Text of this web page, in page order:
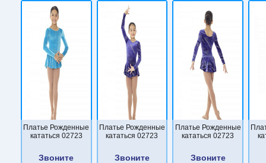
Платье Рожденные
кататься 02723
Звоните
Платье Рожденные
кататься 02723
Звоните
Платье Рожденные
кататься 02723
Звоните